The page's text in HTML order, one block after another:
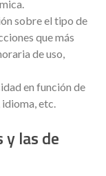
sobre el tipo de
que más
de uso,
en función de
idioma, etc.
las de